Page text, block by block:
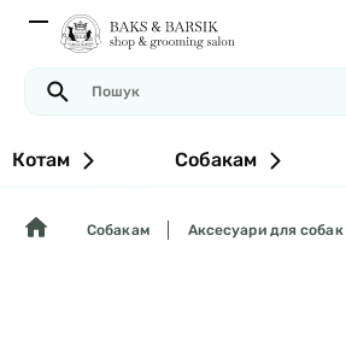
Котам Собакам
Собакам Аксесуари для собак